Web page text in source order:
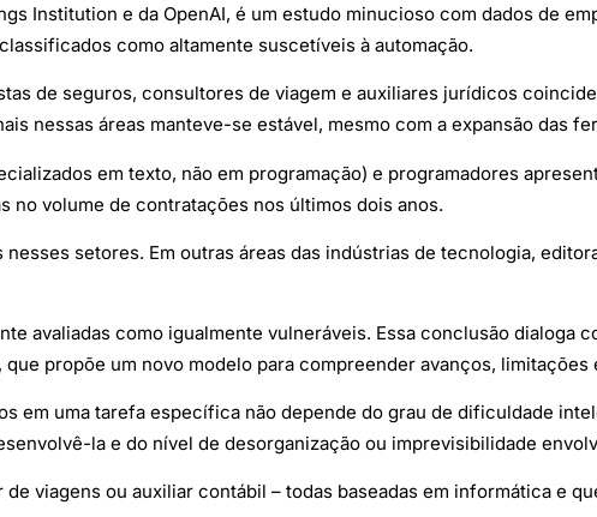
Institution e da OpenAI, é um estudo minucioso com dados de
como altamente suscetíveis à automação.
de seguros, consultores de viagem e auxiliares jurídicos
nessas áreas manteve-se estável, mesmo com a expansão das
em texto, não em programação) e programadores
no volume de contratações nos últimos dois anos.
setores. Em outras áreas das indústrias de tecnologia,
avaliadas como igualmente vulneráveis. Essa conclusão dialoga
propõe um novo modelo para compreender avanços, limitações
em uma tarefa específica não depende do grau de dificuldade
la e do nível de desorganização ou imprevisibilidade
viagens ou auxiliar contábil – todas baseadas em informática e